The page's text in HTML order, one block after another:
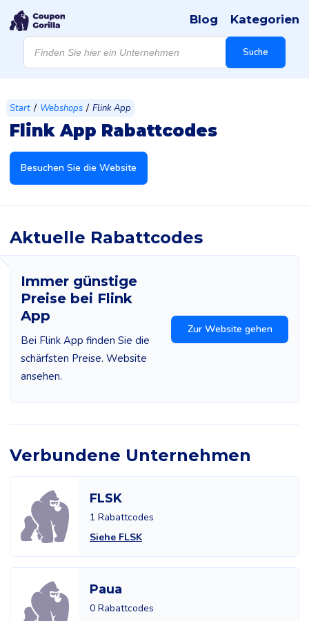
Products
search Suche
Blog Kategorien
Start / Webshops / Flink App
Flink App Rabattcodes
Besuchen Sie die Website
Aktuelle Rabattcodes
Immer günstige
Preise bei Flink
App
Bei Flink App finden Sie die
schärfsten Preise. Website
ansehen.
Zur Website gehen
Verbundene Unternehmen
FLSK
1 Rabattcodes
Siehe FLSK
Paua
0 Rabattcodes